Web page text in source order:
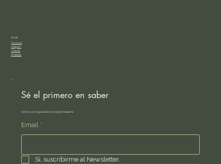
Social
Facebook
Instagram
Youtube
Whatsapp
Sé el primero en saber
Conoce como puedes tener una vida más plena.
Email *
Si, suscribirme al Newsletter.